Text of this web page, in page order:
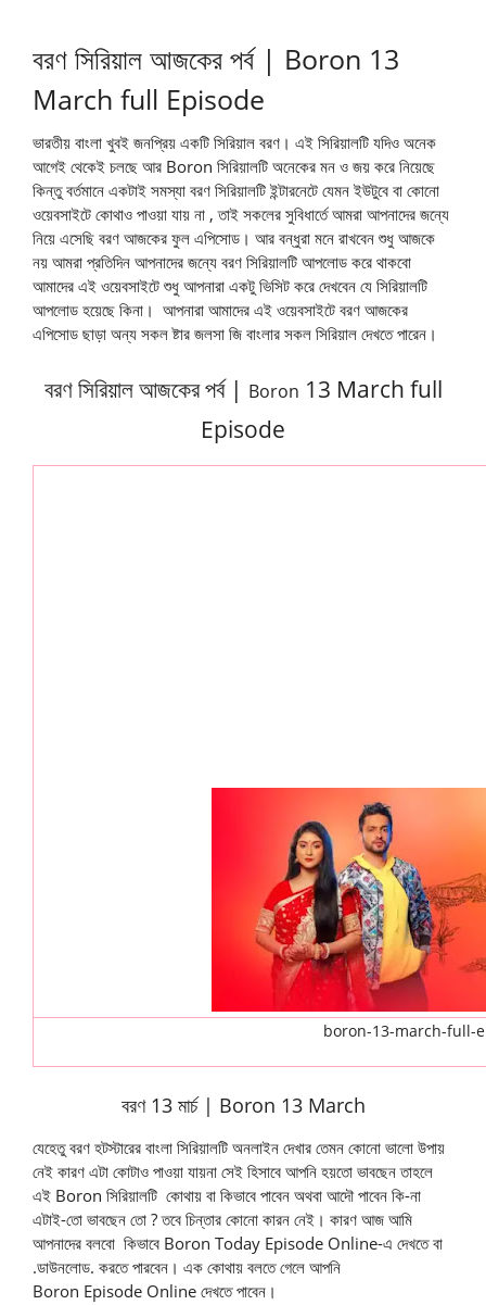
বরণ সিরিয়াল আজকের পর্ব | Boron 13
March full Episode
ভারতীয় বাংলা খুবই জনপ্রিয় একটি সিরিয়াল বরণ । এই সিরিয়ালটি যদিও অনেক
আগেই থেকেই চলছে আর Boron সিরিয়ালটি অনেকের মন ও জয় করে নিয়েছে
কিন্তু বর্তমানে একটাই সমস্যা বরণ সিরিয়ালটি ইন্টারনেটে যেমন ইউটুবে বা কোনো
ওয়েবসাইটে কোথাও পাওয়া যায় না , তাই সকলের সুবিধার্তে আমরা আপনাদের জন্যে
নিয়ে এসেছি বরণ আজকের ফুল এপিসোড। আর বন্ধুরা মনে রাখবেন শুধু আজকে
নয় আমরা প্রতিদিন আপনাদের জন্যে বরণ সিরিয়ালটি আপলোড করে থাকবো
আমাদের এই ওয়েবসাইটে শুধু আপনারা একটু ভিসিট করে দেখবেন যে সিরিয়ালটি
আপলোড হয়েছে কিনা। আপনারা আমাদের এই ওয়েবসাইটে বরণ আজকের
এপিসোড ছাড়া অন্য সকল ষ্টার জলসা জি বাংলার সকল সিরিয়াল দেখতে পারেন।
বরণ সিরিয়াল আজকের পর্ব | Boron 13 March full
Episode
boron-13-march-full-
বরণ 13 মার্চ | Boron 13 March
যেহেতুবরণ হটস্টারের বাংলা সিরিয়ালটি অনলাইন দেখার তেমন কোনো ভালো উপায়
নেই কারণ এটা কোটাও পাওয়া যায়না সেই হিসাবে আপনি হয়তো ভাবছেন তাহলে
এই Boron সিরিয়ালটি কোথায় বা কিভাবে পাবেন অথবা আদৌ পাবেন কি-না
এটাই-তো ভাবছেন তো ? তবে চিন্তার কোনো কারন নেই। কারণ আজ আমি
আপনাদের বলবো কিভাবে Boron Today Episode Online-এ দেখতে বা
.ডাউনলোড. করতে পারবেন। এক কোথায় বলতে গেলে আপনি
Boron Episode Online দেখতে পাবেন।